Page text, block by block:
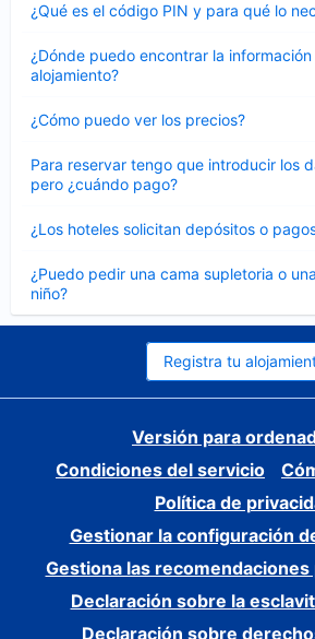
¿Qué es el código PIN y para qué lo
cerrado
¿Dónde puedo encontrar la
alojamiento?
cerrado
¿Cómo puedo ver los precios?
cerrado
Para reservar tengo que introducir los
pero ¿cuándo pago?
cerrado
¿Los hoteles solicitan depósitos o
cerrado
¿Puedo pedir una cama supletoria o
niño?
cerrado
Registra tu
Versión para
Condiciones del servicio
Política de
Gestionar la configuración
Gestiona las
Declaración sobre la
Declaración sobre